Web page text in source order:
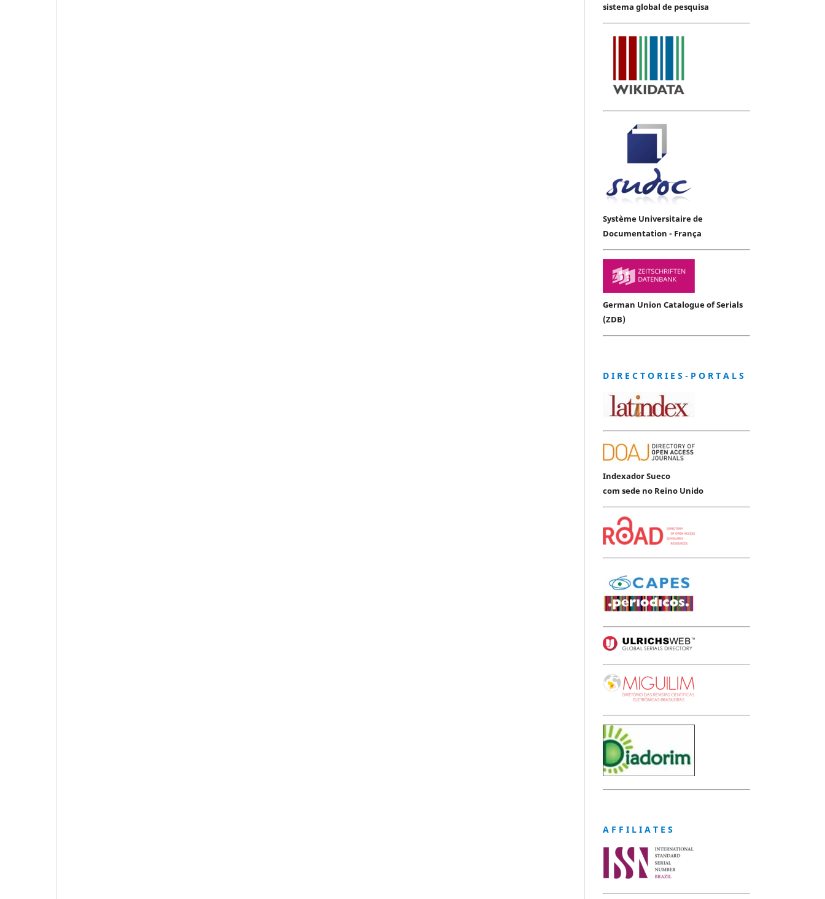
sistema global de pesquisa
Système Universitaire de
Documentation - França
German Union Catalogue of Serials
(ZDB)
D I R E C T O R I E S - P O R T A L S
Indexador Sueco
com sede no Reino Unido
A F F I L I A T E S